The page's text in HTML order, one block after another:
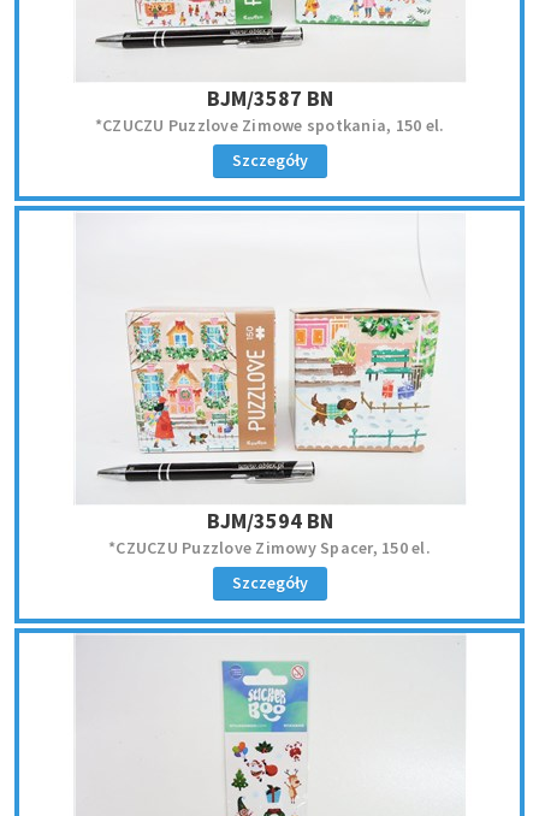
BJM/3587 BN
*CZUCZU Puzzlove Zimowe spotkania, 150 el.
Szczegóły
BJM/3594 BN
*CZUCZU Puzzlove Zimowy Spacer, 150 el.
Szczegóły